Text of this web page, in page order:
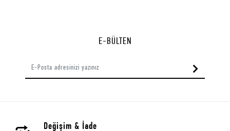
E-BÜLTEN
Değişim & İade